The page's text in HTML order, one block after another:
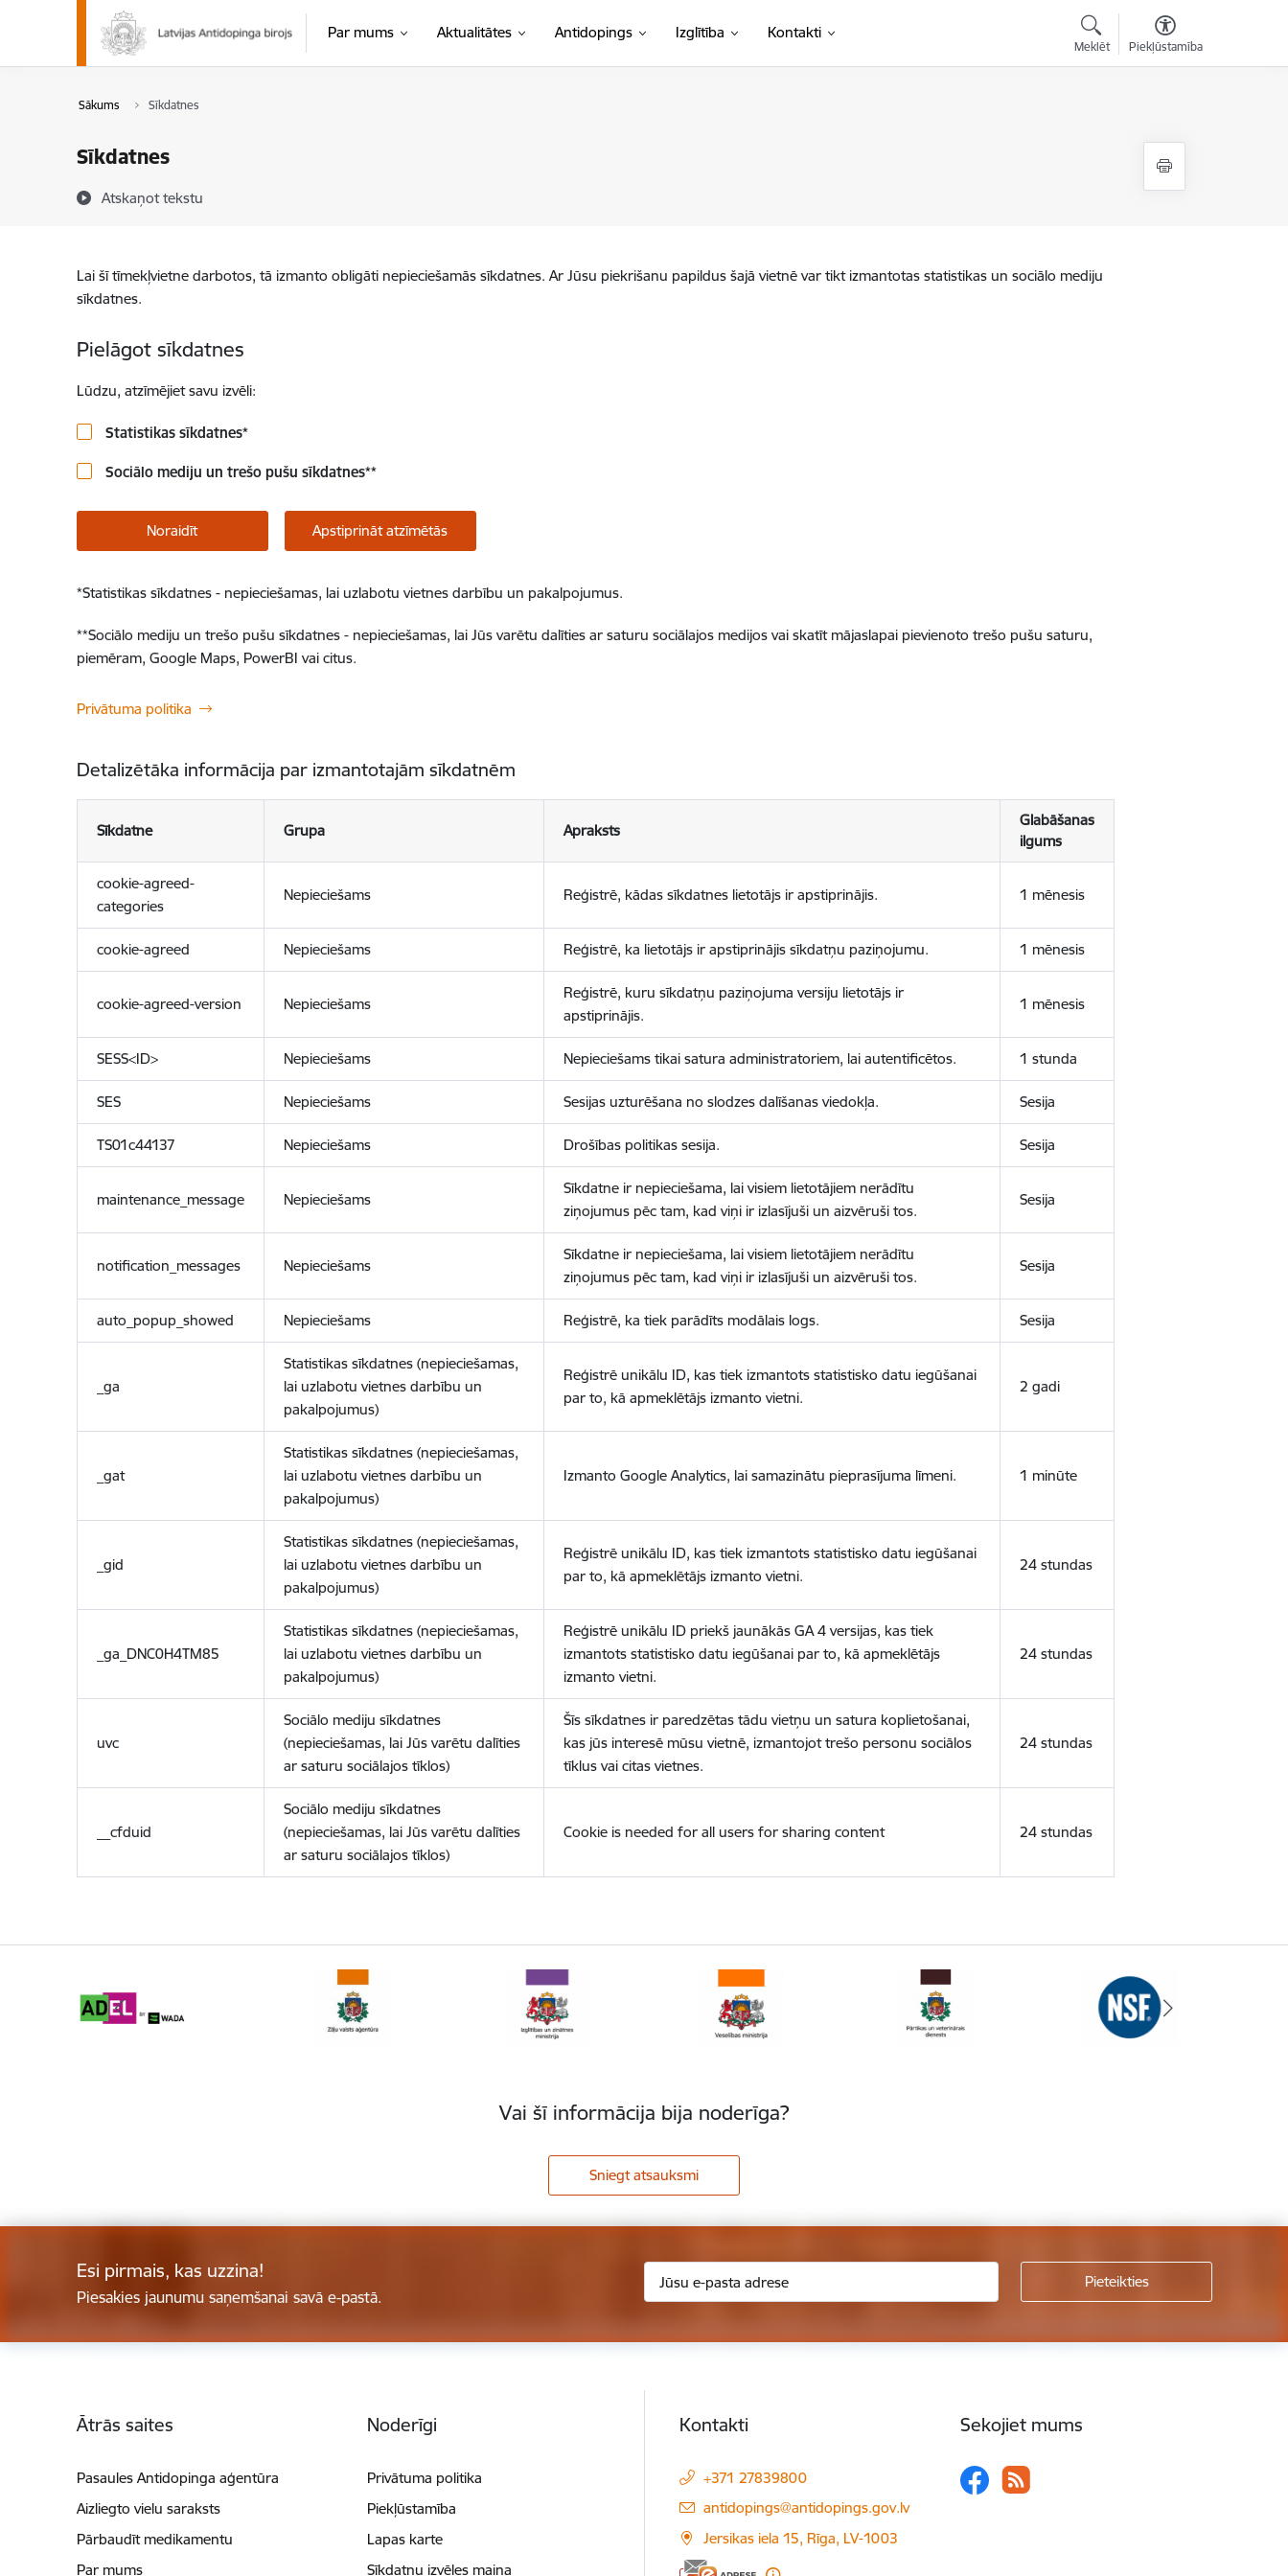
Pāriet uz lapas saturu
Par mums Aktualitātes Antidopings Izglītība Kontakti
Meklēt Piekļūstamība
Sākums Sīkdatnes
Sīkdatnes
Atskaņot tekstu
Lai šī tīmekļvietne darbotos, tā izmanto obligāti nepieciešamās sīkdatnes. Ar Jūsu piekrišanu papildus šajā vietnē var tikt izmantotas statistikas un sociālo mediju
sīkdatnes.
Pielāgot sīkdatnes
Lūdzu, atzīmējiet savu izvēli:
Statistikas sīkdatnes*
Sociālo mediju un trešo pušu sīkdatnes**
Noraidīt Apstiprināt atzīmētās
*Statistikas sīkdatnes - nepieciešamas, lai uzlabotu vietnes darbību un pakalpojumus.
**Sociālo mediju un trešo pušu sīkdatnes - nepieciešamas, lai Jūs varētu dalīties ar saturu sociālajos medijos vai skatīt mājaslapai pievienoto trešo pušu saturu,
piemēram, Google Maps, PowerBI vai citus.
Privātuma politika
Detalizētāka informācija par izmantotajām sīkdatnēm
Sīkdatne Grupa Apraksts
Glabāšanas
ilgums
cookie-agreed-
categories
Nepieciešams Reģistrē, kādas sīkdatnes lietotājs ir apstiprinājis. 1 mēnesis
cookie-agreed Nepieciešams Reģistrē, ka lietotājs ir apstiprinājis sīkdatņu paziņojumu. 1 mēnesis
cookie-agreed-version Nepieciešams
Reģistrē, kuru sīkdatņu paziņojuma versiju lietotājs ir
apstiprinājis.
1 mēnesis
SESS<ID> Nepieciešams Nepieciešams tikai satura administratoriem, lai autentificētos. 1 stunda
SES Nepieciešams Sesijas uzturēšana no slodzes dalīšanas viedokļa. Sesija
TS01c44137 Nepieciešams Drošības politikas sesija. Sesija
maintenance_message Nepieciešams
Sīkdatne ir nepieciešama, lai visiem lietotājiem nerādītu
ziņojumus pēc tam, kad viņi ir izlasījuši un aizvēruši tos.
Sesija
notification_messages Nepieciešams
Sīkdatne ir nepieciešama, lai visiem lietotājiem nerādītu
ziņojumus pēc tam, kad viņi ir izlasījuši un aizvēruši tos.
Sesija
auto_popup_showed Nepieciešams Reģistrē, ka tiek parādīts modālais logs. Sesija
_ga
Statistikas sīkdatnes (nepieciešamas,
lai uzlabotu vietnes darbību un
pakalpojumus)
Reģistrē unikālu ID, kas tiek izmantots statistisko datu iegūšanai
par to, kā apmeklētājs izmanto vietni.
2 gadi
_gat
Statistikas sīkdatnes (nepieciešamas,
lai uzlabotu vietnes darbību un
pakalpojumus)
Izmanto Google Analytics, lai samazinātu pieprasījuma līmeni. 1 minūte
_gid
Statistikas sīkdatnes (nepieciešamas,
lai uzlabotu vietnes darbību un
pakalpojumus)
Reģistrē unikālu ID, kas tiek izmantots statistisko datu iegūšanai
par to, kā apmeklētājs izmanto vietni.
24 stundas
_ga_DNC0H4TM85
Statistikas sīkdatnes (nepieciešamas,
lai uzlabotu vietnes darbību un
pakalpojumus)
Reģistrē unikālu ID priekš jaunākās GA 4 versijas, kas tiek
izmantots statistisko datu iegūšanai par to, kā apmeklētājs
izmanto vietni.
24 stundas
uvc
Sociālo mediju sīkdatnes
(nepieciešamas, lai Jūs varētu dalīties
ar saturu sociālajos tīklos)
Šīs sīkdatnes ir paredzētas tādu vietņu un satura koplietošanai,
kas jūs interesē mūsu vietnē, izmantojot trešo personu sociālos
tīklus vai citas vietnes.
24 stundas
__cfduid
Sociālo mediju sīkdatnes
(nepieciešamas, lai Jūs varētu dalīties
ar saturu sociālajos tīklos)
Cookie is needed for all users for sharing content 24 stundas
Vai šī informācija bija noderīga?
Sniegt atsauksmi
Esi pirmais, kas uzzina!
Piesakies jaunumu saņemšanai savā e-pastā.
Ātrās saites
Pasaules Antidopinga aģentūra
Aizliegto vielu saraksts
Pārbaudīt medikamentu
Par mums
Noderīgi
Privātuma politika
Piekļūstamība
Lapas karte
Sīkdatņu izvēles maiņa
Kontakti
+371 27839800
E-pasts:
antidopings@antidopings.gov.lv
Jersikas iela 15, Rīga, LV-1003
Sekojiet mums